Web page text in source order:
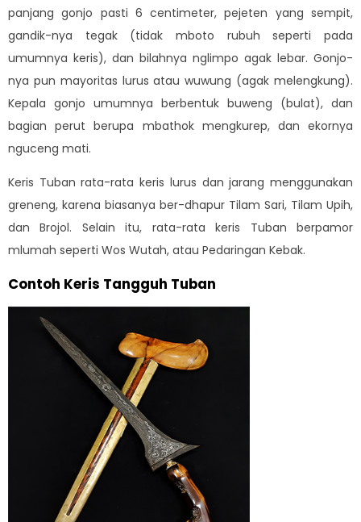
panjang gonjo pasti 6 centimeter, pejeten yang sempit,
gandik-nya tegak (tidak mboto rubuh seperti pada
umumnya keris), dan bilahnya nglimpo agak lebar. Gonjo-
nya pun mayoritas lurus atau wuwung (agak melengkung).
Kepala gonjo umumnya berbentuk buweng (bulat), dan
bagian perut berupa mbathok mengkurep, dan ekornya
nguceng mati.
Keris Tuban rata-rata keris lurus dan jarang menggunakan
greneng, karena biasanya ber-dhapur Tilam Sari, Tilam Upih,
dan Brojol. Selain itu, rata-rata keris Tuban berpamor
mlumah seperti Wos Wutah, atau Pedaringan Kebak.
Contoh Keris Tangguh Tuban